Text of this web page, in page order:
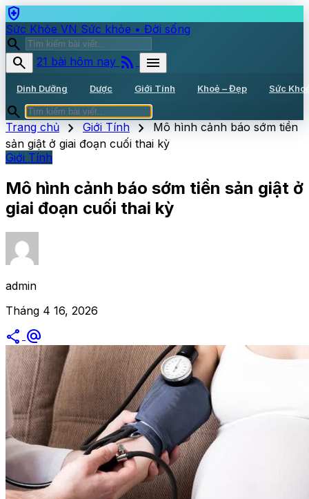
health_and_safety
Sức Khỏe VN Sức khỏe • Đời sống
search
search
21 bài hôm nay rss_feed menu
Dinh Dưỡng Dược Giới Tính Khoẻ – Đẹp Sức
search
Trang chủ chevron_right Giới Tính chevron_right Mô hình cảnh báo sớm tiền
sản giật ở giai đoạn cuối thai kỳ
Giới Tính
Mô hình cảnh báo sớm tiền sản giật ở
giai đoạn cuối thai kỳ
admin
Tháng 4 16, 2026
share alternate_email